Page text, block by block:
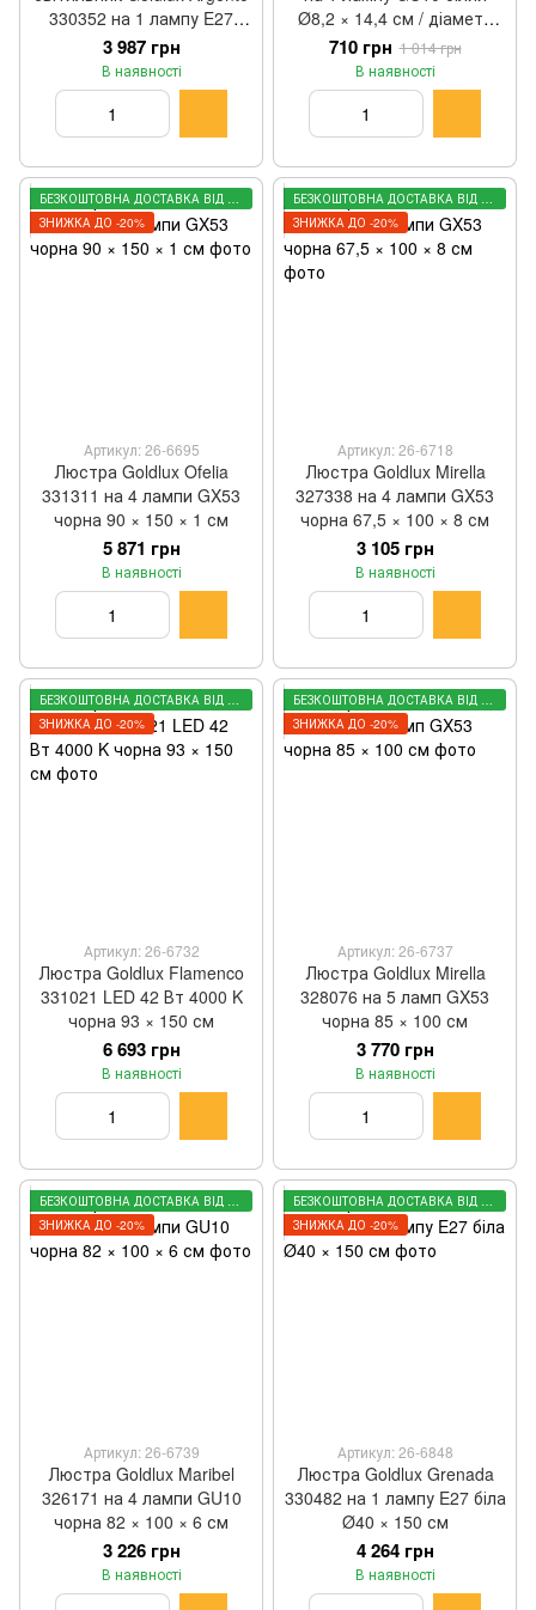
330352 на 1 лампу E27
чорний 40 × 38 см
3 987 грн
В наявності
Ø8,2 × 14,4 см / діаметр
отвору 7,5 см
710 грн 1 014 грн
В наявності
БЕЗКОШТОВНА ДОСТАВКА ВІД 3000 ГРН
ЗНИЖКА ДО -20%
Артикул: 26-6695
Люстра Goldlux Ofelia
331311 на 4 лампи GX53
чорна 90 × 150 × 1 см
5 871 грн
В наявності
БЕЗКОШТОВНА ДОСТАВКА ВІД 3000 ГРН
ЗНИЖКА ДО -20%
Артикул: 26-6718
Люстра Goldlux Mirella
327338 на 4 лампи GX53
чорна 67,5 × 100 × 8 см
3 105 грн
В наявності
БЕЗКОШТОВНА ДОСТАВКА ВІД 3000 ГРН
ЗНИЖКА ДО -20%
Артикул: 26-6732
Люстра Goldlux Flamenco
331021 LED 42 Вт 4000 K
чорна 93 × 150 см
6 693 грн
В наявності
БЕЗКОШТОВНА ДОСТАВКА ВІД 3000 ГРН
ЗНИЖКА ДО -20%
Артикул: 26-6737
Люстра Goldlux Mirella
328076 на 5 ламп GX53
чорна 85 × 100 см
3 770 грн
В наявності
БЕЗКОШТОВНА ДОСТАВКА ВІД 3000 ГРН
ЗНИЖКА ДО -20%
Артикул: 26-6739
Люстра Goldlux Maribel
326171 на 4 лампи GU10
чорна 82 × 100 × 6 см
3 226 грн
В наявності
БЕЗКОШТОВНА ДОСТАВКА ВІД 3000 ГРН
ЗНИЖКА ДО -20%
Артикул: 26-6848
Люстра Goldlux Grenada
330482 на 1 лампу E27 біла
Ø40 × 150 см
4 264 грн
В наявності